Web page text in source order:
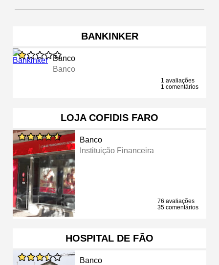
BANKINKER
Banco
Banco
1 avaliações
1 comentários
LOJA COFIDIS FARO
Banco
Instituição Financeira
76 avaliações
35 comentários
HOSPITAL DE FÃO
Banco